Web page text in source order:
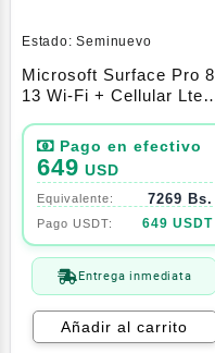
Estado:Seminuevo
Microsoft Surface Pro 8
13 Wi-Fi + Cellular Lte
256gb Ssd
649 USD
7269 Bs.
649 USDT
Entrega inmediata
Añadir al carrito